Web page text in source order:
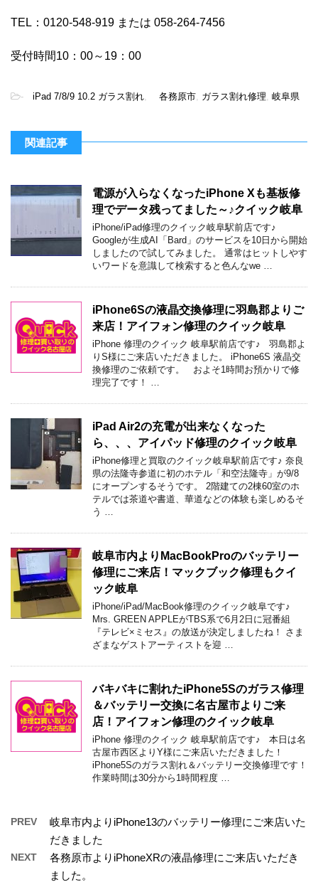
TEL：0120-548-919 または 058-264-7456
受付時間10：00～19：00
- iPad 7/8/9 10.2 ガラス割れ 各務原市 ガラス割れ修理 岐阜県
関連記事
電源が入らなくなったiPhone Xも基板修
理でデータ残ってました～♪クイック岐阜
iPhone/iPad修理のクイック岐阜駅前店です♪
Googleが生成AI「Bard」のサービスを10日から開始
しましたので試してみました。 通常はヒットしやす
いワードを意識して検索すると色んなwe …
iPhone6Sの液晶交換修理に羽島郡よりご
来店！アイフォン修理のクイック岐阜
iPhone 修理のクイック 岐阜駅前店です♪ 羽島郡よ
りS様にご来店いただきました。 iPhone6S 液晶交
換修理のご依頼です。 およそ1時間お預かりで修
理完了です！ …
iPad Air2の充電が出来なくなった
ら、、、アイパッド修理のクイック岐阜
iPhone修理と買取のクイック岐阜駅前店です♪ 奈良
県の法隆寺参道に初のホテル「和空法隆寺」が9/8
にオープンするそうです。 2階建ての2棟60室のホ
テルでは茶道や書道、華道などの体験も楽しめるそ
う …
岐阜市内よりMacBookProのバッテリー
修理にご来店！マックブック修理もクイ
ック岐阜
iPhone/iPad/MacBook修理のクイック岐阜です♪
Mrs. GREEN APPLEがTBS系で6月2日に冠番組
『テレビ×ミセス』の放送が決定しましたね！ さま
ざまなゲストアーティストを迎 …
バキバキに割れたiPhone5Sのガラス修理
＆バッテリー交換に名古屋市よりご来
店！アイフォン修理のクイック岐阜
iPhone 修理のクイック 岐阜駅前店です♪ 本日は名
古屋市西区よりY様にご来店いただきました！
iPhone5Sのガラス割れ＆バッテリー交換修理です！
作業時間は30分から1時間程度 …
PREV
岐阜市内よりiPhone13のバッテリー修理にご来店いた
だきました
NEXT
各務原市よりiPhoneXRの液晶修理にご来店いただき
ました。